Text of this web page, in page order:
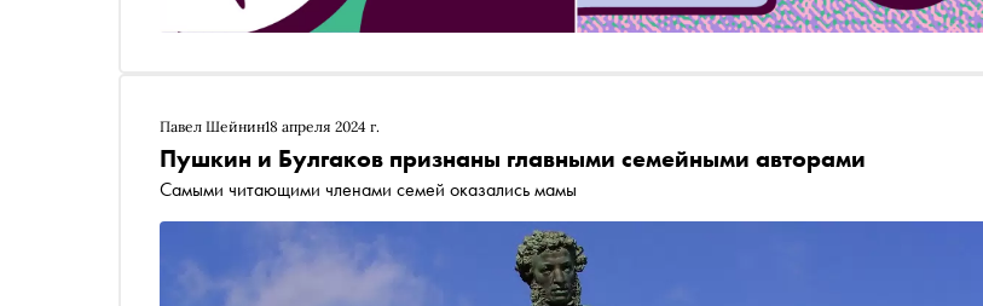
Павел Шейнин18 апреля 2024 г.
Пушкин и Булгаков признаны главными семейными авторами
Самыми читающими членами семей оказались мамы